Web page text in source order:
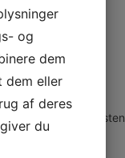
med teksten
og
dem
dem eller
af deres
du